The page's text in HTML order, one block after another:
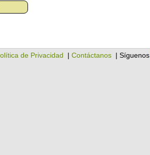
de Privacidad | Contáctanos | Síguenos